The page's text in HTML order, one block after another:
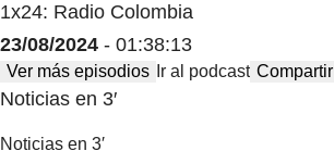
1x24: Radio Colombia
23/08/2024 - 01:38:13
Ver más episodios Ir al podcast Compartir
Noticias en 3′
Noticias en 3′